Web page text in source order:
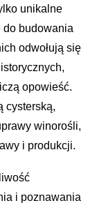
unikalne
do budowania
odwołują się
opowieść.
cysterską,
winorośli,
i produkcji.
i poznawania